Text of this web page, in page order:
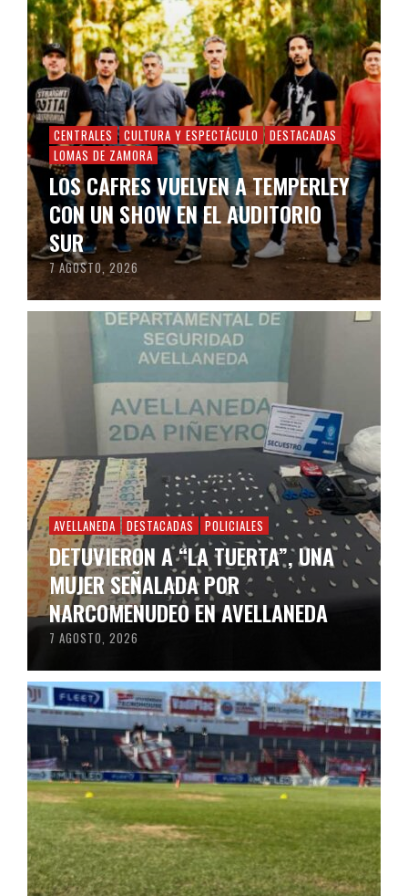
CENTRALES CULTURA Y ESPECTÁCULO
DESTACADAS
LOMAS DE ZAMORA
LOS CAFRES VUELVEN A TEMPERLEY
CON UN SHOW EN EL AUDITORIO
SUR
7 AGOSTO, 2026
AVELLANEDA DESTACADAS POLICIALES
DETUVIERON A “LA TUERTA”, UNA
MUJER SEÑALADA POR
NARCOMENUDEO EN AVELLANEDA
7 AGOSTO, 2026